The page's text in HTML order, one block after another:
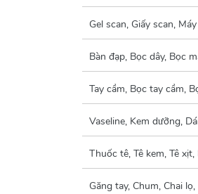
Gel scan, Giấy scan,
Bàn đạp, Bọc dây, Bọc
Tay cầm, Bọc tay cầm,
Vaseline, Kem dưỡng,
Thuốc tê, Tê kem, Tê xịt,
Găng tay, Chum, Chai